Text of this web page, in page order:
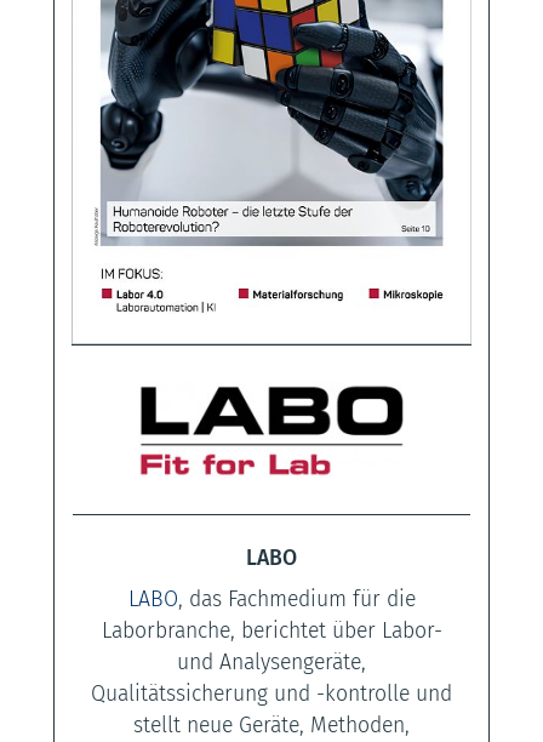
LABO
LABO, das Fachmedium für die
Laborbranche, berichtet über Labor-
und Analysengeräte,
Qualitätssicherung und -kontrolle und
stellt neue Geräte, Methoden,